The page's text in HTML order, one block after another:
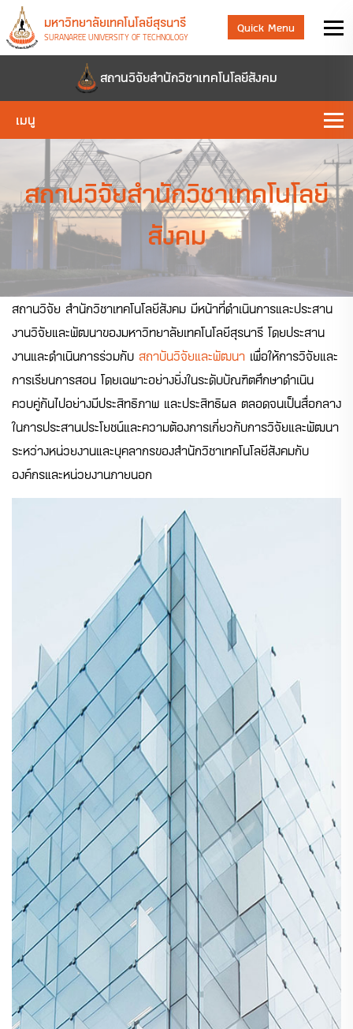
มหาวิทยาลัยเทคโนโลยีสุรนารี
SURANAREE UNIVERSITY OF TECHNOLOGY
Quick Menu
สถานวิจัยสำนักวิชาเทคโนโลยีสังคม
เมนู
สถานวิจัยสำนักวิชาเทคโนโลยี
สังคม
สถานวิจัย สำนักวิชาเทคโนโลยีสังคม มีหน้าที่ดำเนินการและประสาน
งานวิจัยและพัฒนาของมหาวิทยาลัยเทคโนโลยีสุรนารี โดยประสาน
งานและดำเนินการร่วมกับ สถาบันวิจัยและพัฒนา เพื่อให้การวิจัยและ
การเรียนการสอน โดยเฉพาะอย่างยิ่งในระดับบัณฑิตศึกษาดำเนิน
ควบคู่กันไปอย่างมีประสิทธิภาพ และประสิทธิผล ตลอดจนเป็นสื่อกลาง
ในการประสานประโยชน์และความต้องการเกี่ยวกับการวิจัยและพัฒนา
ระหว่างหน่วยงานและบุคลากรของสำนักวิชาเทคโนโลยีสังคมกับ
องค์กรและหน่วยงานภายนอก